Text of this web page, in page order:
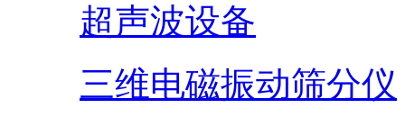
超声波设备
三维电磁振动筛分仪